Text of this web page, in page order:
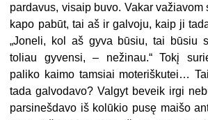
pardavus, visaip buvo. Vakar
kapo pabūt, tai aš ir galvoju, kaip ji
„Joneli, kol aš gyva būsiu, tai būsiu
toliau gyvensi, – nežinau.“ Tokį
paliko kaimo tamsiai moteriškutei…
tada galvodavo? Valgyt beveik irgi
parsinešdavo iš kolūkio pusę maišo